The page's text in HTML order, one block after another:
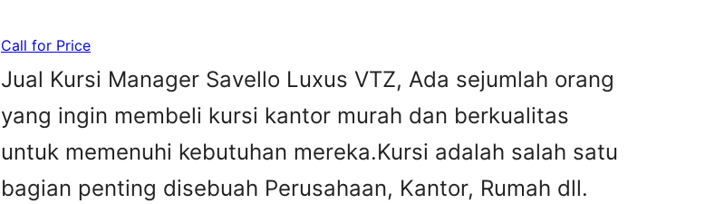
Call for Price
Jual Kursi Manager Savello Luxus VTZ, Ada sejumlah orang
yang ingin membeli kursi kantor murah dan berkualitas
untuk memenuhi kebutuhan mereka.Kursi adalah salah satu
bagian penting disebuah Perusahaan, Kantor, Rumah dll.